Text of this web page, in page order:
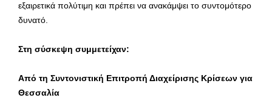
εξαιρετικά πολύτιμη και πρέπει να ανακάμψει το συντομότερο
δυνατό.
Στη σύσκεψη συμμετείχαν:
Από τη Συντονιστική Επιτροπή Διαχείρισης Κρίσεων για
Θεσσαλία